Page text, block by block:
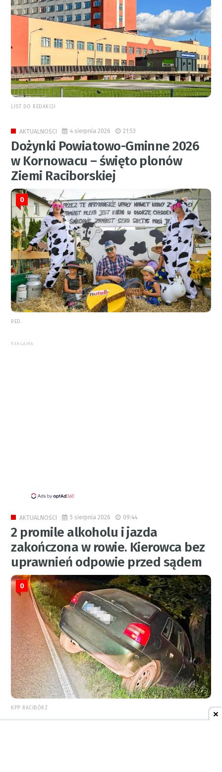
LIST DO REDAKCJI
AKTUALNOŚCI 4 sierpnia 2026 21:53
Dożynki Powiatowo-Gminne 2026
w Kornowacu – święto plonów
Ziemi Raciborskiej
0
RED.
REKLAMA
AKTUALNOŚCI 5 sierpnia 2026 09:44
2 promile alkoholu i jazda
zakończona w rowie. Kierowca bez
uprawnień odpowie przed sądem
0
KPP RACIBÓRZ